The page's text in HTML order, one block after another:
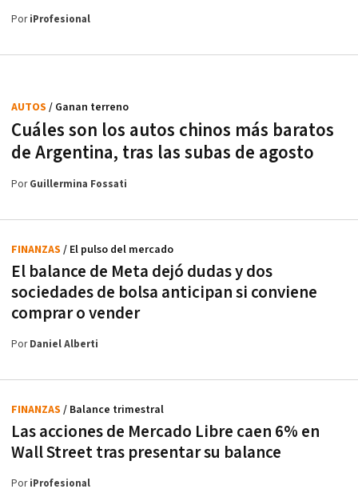
PoriProfesional
Cuáles son los autos chinos más baratos
de Argentina, tras las subas de agosto
AUTOS / Ganan terreno
PorGuillermina Fossati
El balance de Meta dejó dudas y dos
sociedades de bolsa anticipan si conviene
comprar o vender
FINANZAS / El pulso del mercado
PorDaniel Alberti
Las acciones de Mercado Libre caen 6% en
Wall Street tras presentar su balance
FINANZAS / Balance trimestral
PoriProfesional